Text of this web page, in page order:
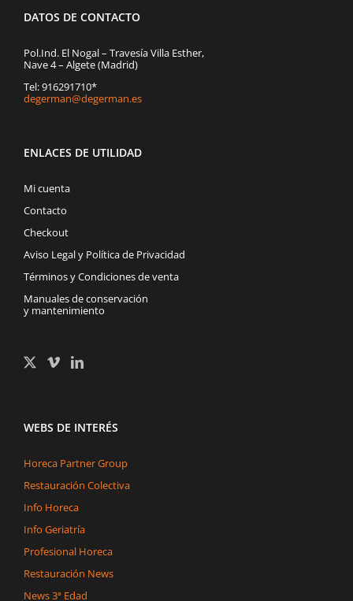
DATOS DE CONTACTO
Pol.Ind. El Nogal – Travesía Villa Esther,
Nave 4 – Algete (Madrid)
Tel: 916291710*
degerman@degerman.es
ENLACES DE UTILIDAD
Mi cuenta
Contacto
Checkout
Aviso Legal y Política de Privacidad
Términos y Condiciones de venta
Manuales de conservación
y mantenimiento
WEBS DE INTERÉS
Horeca Partner Group
Restauración Colectiva
Info Horeca
Info Geriatría
Profesional Horeca
Restauración News
News 3ª Edad